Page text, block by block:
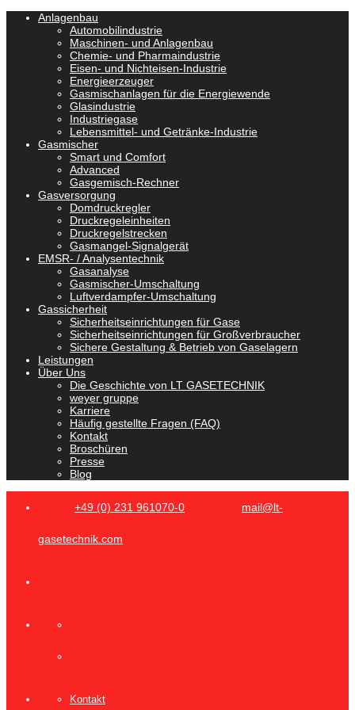
Anlagenbau
Automobilindustrie
Maschinen- und Anlagenbau
Chemie- und Pharmaindustrie
Eisen- und Nichteisen-Industrie
Energieerzeuger
Gasmischanlagen für die Energiewende
Glasindustrie
Industriegase
Lebensmittel- und Getränke-Industrie
Gasmischer
Smart und Comfort
Advanced
Gasgemisch-Rechner
Gasversorgung
Domdruckregler
Druckregeleinheiten
Druckregelstrecken
Gasmangel-Signalgerät
EMSR- / Analysentechnik
Gasanalyse
Gasmischer-Umschaltung
Luftverdampfer-Umschaltung
Gassicherheit
Sicherheitseinrichtungen für Gase
Sicherheitseinrichtungen für Großverbraucher
Sichere Gestaltung & Betrieb von Gaselagern
Leistungen
Über Uns
Die Geschichte von LT GASETECHNIK
weyer gruppe
Karriere
Häufig gestellte Fragen (FAQ)
Kontakt
Broschüren
Presse
Blog
+49 (0) 231 961070-0 mail@lt-
gasetechnik.com
Kontakt